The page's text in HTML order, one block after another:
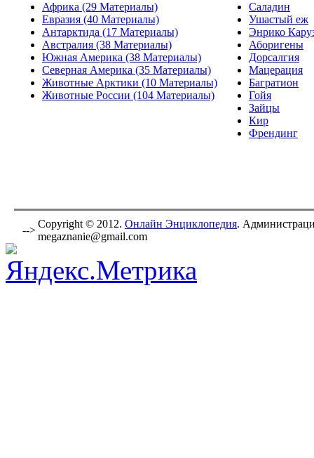
Африка (29 Материалы)
Евразия (40 Материалы)
Антарктида (17 Материалы)
Австралия (38 Материалы)
Южная Америка (38 Материалы)
Северная Америка (35 Материалы)
Животные Арктики (10 Материалы)
Животные России (104 Материалы)
Саладин
Ушастый еж
Энрико
Аборигены
Дорсалгия
Мацерация
Багратион
Гойя
Зайцы
Кир
Френдинг
-->
Copyright © 2012. Онлайн Энциклопедия.
megaznanie@gmail.com